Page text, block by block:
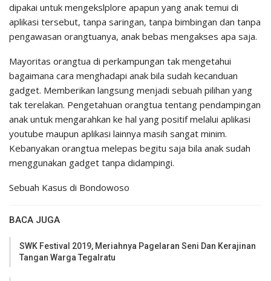
dipakai untuk mengekslplore apapun yang anak temui di
aplikasi tersebut, tanpa saringan, tanpa bimbingan dan tanpa
pengawasan orangtuanya, anak bebas mengakses apa saja.
Mayoritas orangtua di perkampungan tak mengetahui
bagaimana cara menghadapi anak bila sudah kecanduan
gadget. Memberikan langsung menjadi sebuah pilihan yang
tak terelakan. Pengetahuan orangtua tentang pendampingan
anak untuk mengarahkan ke hal yang positif melalui aplikasi
youtube maupun aplikasi lainnya masih sangat minim.
Kebanyakan orangtua melepas begitu saja bila anak sudah
menggunakan gadget tanpa didampingi.
Sebuah Kasus di Bondowoso
BACA JUGA
SWK Festival 2019, Meriahnya Pagelaran Seni Dan Kerajinan
Tangan Warga Tegalratu